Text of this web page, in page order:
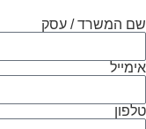
שם המשרד / עסק
אימייל
טלפון